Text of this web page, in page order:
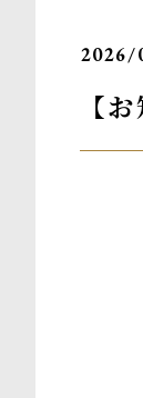
2026/
【